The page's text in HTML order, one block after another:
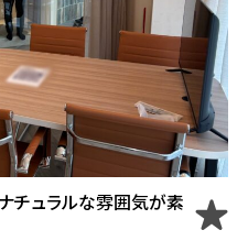
ナチュラルな雰囲気が素